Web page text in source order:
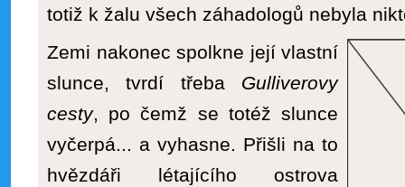
totiž k žalu všech záhadologů nebyla
Zemi nakonec spolkne její vlastní
slunce, tvrdí třeba Gulliverovy
cesty, po čemž se totéž slunce
vyčerpá... a vyhasne. Přišli na to
hvězdáři létajícího ostrova